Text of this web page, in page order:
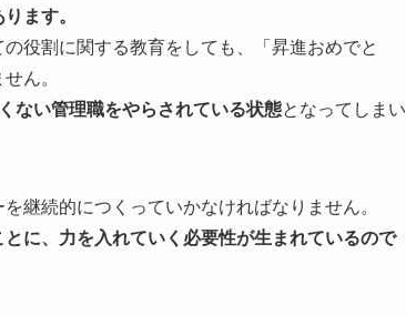
ます。
役割に関する教育をしても、「昇進おめでと
ん。
ない管理職をやらされている状態となってしまい
継続的につくっていかなければなりません。
に、力を入れていく必要性が生まれているので